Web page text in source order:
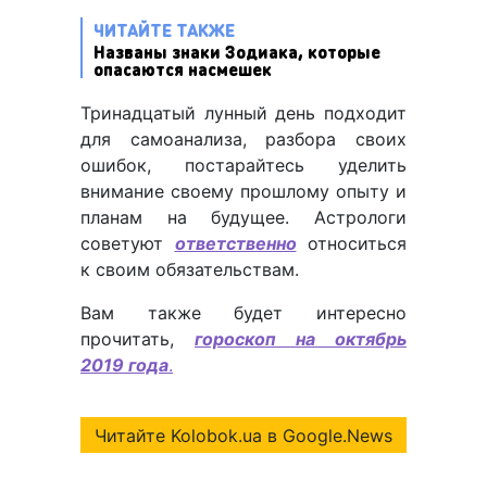
ЧИТАЙТЕ ТАКЖЕ
Названы знаки Зодиака, которые
опасаются насмешек
Тринадцатый лунный день подходит
для самоанализа, разбора своих
ошибок, постарайтесь уделить
внимание своему прошлому опыту и
планам на будущее. Астрологи
советуют ответственноотноситься
к своим обязательствам.
Вам также будет интересно
прочитать, гороскоп на октябрь
2019 года.
Читайте Kolobok.ua в Google.News